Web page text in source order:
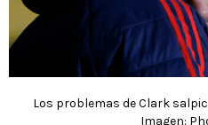
Los problemas de Clark
Imagen: